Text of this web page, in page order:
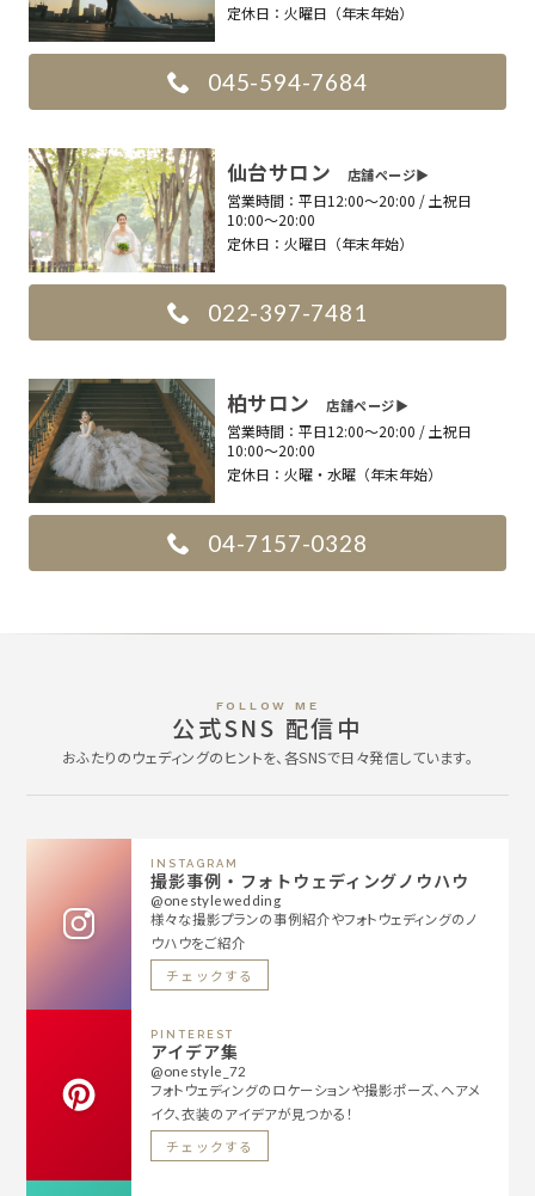
定休日： 火曜日（年末年始）
045-594-7684
仙台サロン 店舗ページ▶︎
営業時間： 平日12:00〜20:00 / 土祝日
10:00〜20:00
定休日： 火曜日（年末年始）
022-397-7481
柏サロン店舗ページ▶︎
営業時間： 平日12:00〜20:00 / 土祝日
10:00〜20:00
定休日： 火曜・水曜（年末年始）
04-7157-0328
FOLLOW ME
公式SNS 配信中
おふたりのウェディングのヒントを、各SNSで日々発信しています。
INSTAGRAM
撮影事例・フォトウェディングノウハウ
@onestylewedding
様々な撮影プランの事例紹介やフォトウェディングのノ
ウハウをご紹介
チェックする
PINTEREST
アイデア集
@onestyle_72
フォトウェディングのロケーションや撮影ポーズ、ヘアメ
イク、衣装のアイデアが見つかる！
チェックする